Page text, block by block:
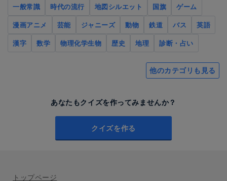
一般常識 時代の流行 地図シルエット 国旗
ゲーム
漫画アニメ
芸能 ジャニーズ 動物 鉄道 バス
英語
漢字
数学 物理化学生物 歴史 地理 診断・占い
他のカテゴリも見る
あなたもクイズを作ってみませんか？
クイズを作る
トップページ